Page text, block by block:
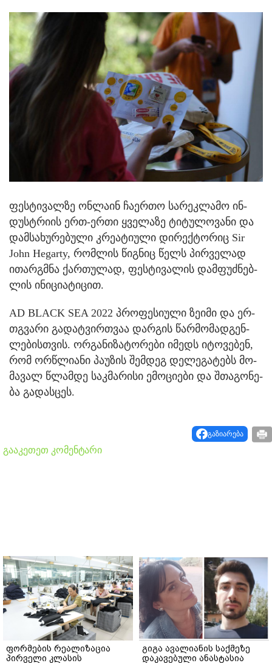
ფეს­ტი­ვალ­ზე ონ­ლა­ინ ჩა­ერ­თო სა­რეკ­ლა­მო ინ­
დუსტრი­ის ერთ-ერთი ყვე­ლა­ზე ტი­ტუ­ლო­ვა­ნი და
დამ­სა­ხუ­რე­ბუ­ლი კრე­ა­ტი­უ­ლი დი­რექ­ტო­რიც Sir
John Hegarty, რომ­ლის წიგ­ნიც წელს პირ­ვე­ლად
ითარ­გმნა ქარ­თუ­ლად, ფეს­ტი­ვა­ლის დამ­ფუძ­ნებ­
ლის ინი­ცი­ა­ტი­ცით.
AD BLACK SEA 2022 პრო­ფე­სი­უ­ლი ზე­ი­მი და ერ­
თგვა­რი გა­დატ­ვირ­თვაა დარ­გის წარ­მო­მად­გენ­
ლე­ბის­თვის. ორ­გა­ნი­ზა­ტო­რე­ბი იმედს იტო­ვე­ბენ,
რომ ორ­წლი­ანი პა­უ­ზის შემ­დეგ დე­ლე­გა­ტებს მო­
მა­ვალ წლამ­დე საკ­მა­რი­სი ემო­ცი­ე­ბი და შთა­გო­ნე­
ბა გა­დას­ცეს.
გაზიარება
გააკეთეთ კომენტარი
ფორმების რეალიზაცია
პირველი კლასის
გიგა ავალიანის საქმეზე
დაკავებული ანასტასია